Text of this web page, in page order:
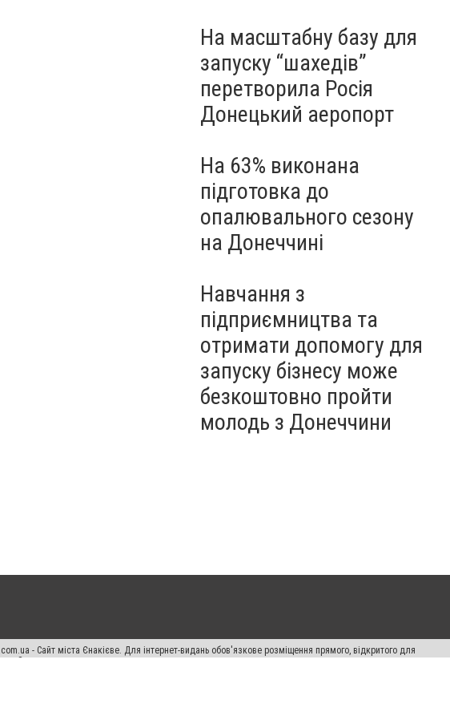
На масштабну базу для
запуску “шахедів”
перетворила Росія
Донецький аеропорт
На 63% виконана
підготовка до
опалювального сезону
на Донеччині
Навчання з
підприємництва та
отримати допомогу для
запуску бізнесу може
безкоштовно пройти
молодь з Донеччини
- Сайт міста Єнакієве. Для інтернет-видань обов'язкове розміщення прямого, відкритого для
Законом.